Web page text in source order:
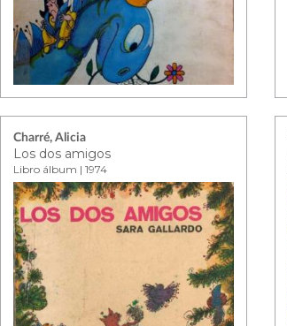
Charré, Alicia
Los dos amigos
Libro álbum | 1974